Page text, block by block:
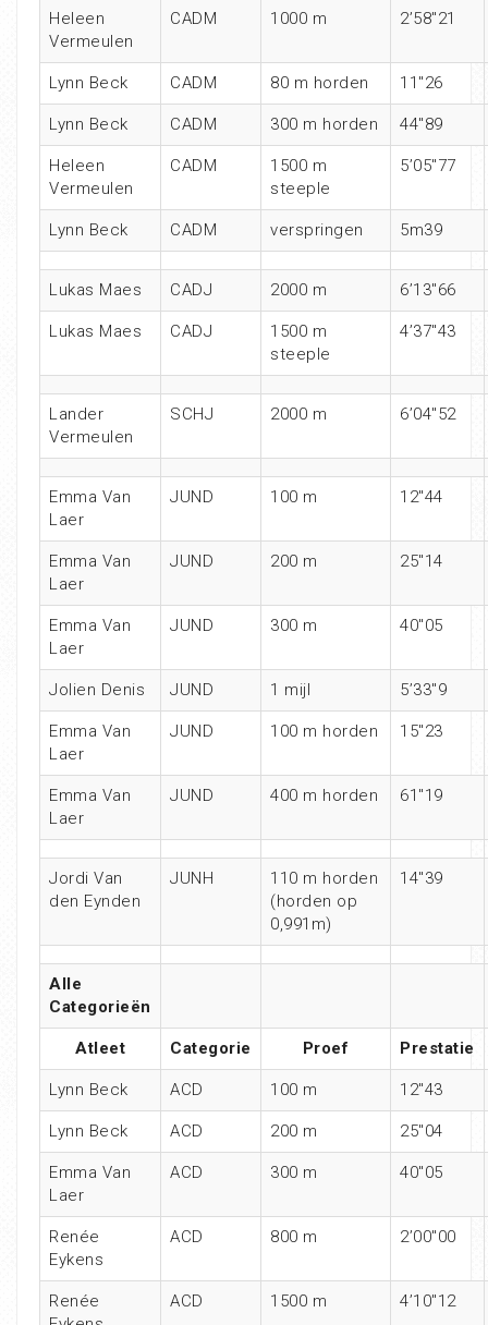
Heleen
Vermeulen
CADM 1000 m 2’58″21
Lynn Beck CADM 80 m horden 11″26
Lynn Beck CADM 300 m horden 44″89
Heleen
Vermeulen
CADM
1500 m
steeple
5’05″77
Lynn Beck CADM verspringen 5m39
Lukas Maes CADJ 2000 m 6’13″66
Lukas Maes CADJ
1500 m
steeple
4’37″43
Lander
Vermeulen
SCHJ 2000 m 6’04″52
Emma Van
Laer
JUND 100 m 12″44
Emma Van
Laer
JUND 200 m 25″14
Emma Van
Laer
JUND 300 m 40″05
Jolien Denis JUND 1 mijl 5’33″9
Emma Van
Laer
JUND 100 m horden 15″23
Emma Van
Laer
JUND 400 m horden 61″19
Jordi Van
den Eynden
JUNH
110 m horden
(horden op
0,991m)
14″39
Alle
Categorieën
Atleet Categorie Proef Prestatie
Lynn Beck ACD 100 m 12″43
Lynn Beck ACD 200 m 25″04
Emma Van
Laer
ACD 300 m 40″05
Renée
Eykens
ACD 800 m 2’00″00
Renée
ACD 1500 m 4’10″12